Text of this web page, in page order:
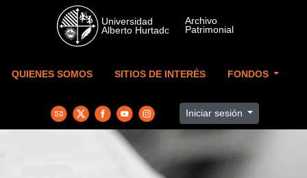
Skip to main content
QUIENES SOMOS SITIOS DE INTERÉS FONDOS
Iniciar sesión